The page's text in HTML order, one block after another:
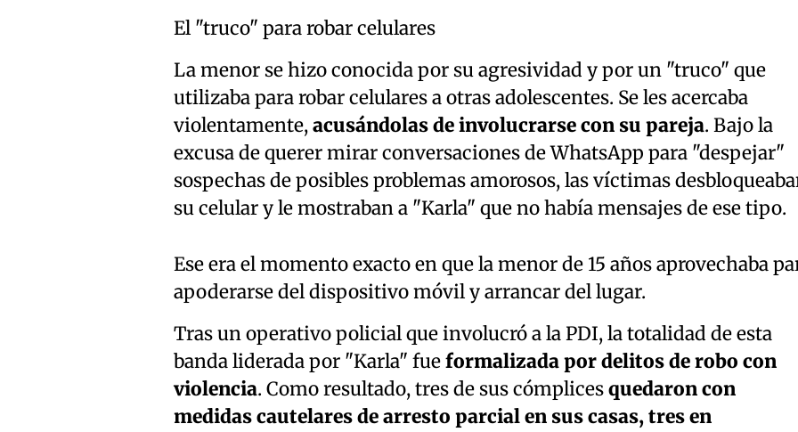
El "truco" para robar celulares
La menor se hizo conocida por su agresividad y por un "truco" que
utilizaba para robar celulares a otras adolescentes. Se les acercaba
violentamente,acusándolas de involucrarse con su pareja. Bajo la
excusa de querer mirar conversaciones de WhatsApp para "despejar"
sospechas de posibles problemas amorosos, las víctimas
su celular y le mostraban a "Karla" que no había mensajes de ese tipo.
Ese era el momento exacto en que la menor de 15 años aprovechaba
apoderarse del dispositivo móvil y arrancar del lugar.
Tras un operativo policial que involucró a la PDI, la totalidad de esta
banda liderada por "Karla" fueformalizada por delitos de robo con
violencia. Como resultado, tres de sus cómplicesquedaron con
medidas cautelares de arresto parcial en sus casas, tres en